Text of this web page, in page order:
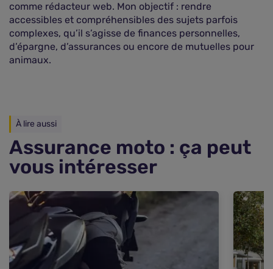
comme rédacteur web. Mon objectif : rendre
accessibles et compréhensibles des sujets parfois
complexes, qu’il s’agisse de finances personnelles,
d’épargne, d’assurances ou encore de mutuelles pour
animaux.
À lire aussi
Assurance moto : ça peut
vous intéresser